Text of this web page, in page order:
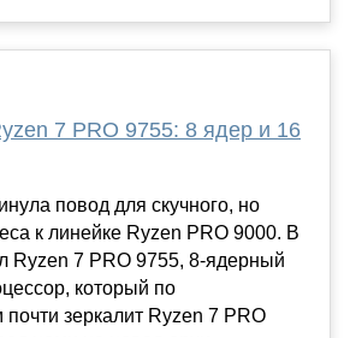
7 PRO 9755: 8 ядер и 16
повод для скучного, но
к линейке Ryzen PRO 9000. В
Ryzen 7 PRO 9755, 8-ядерный
который по
почти зеркалит Ryzen 7 PRO